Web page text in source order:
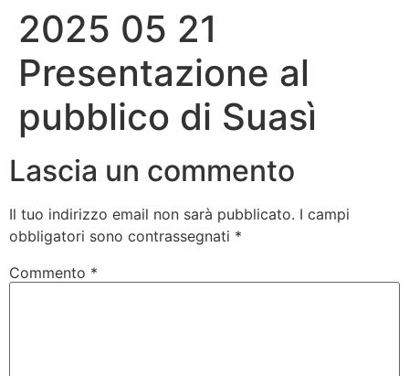
contenuto
2025 05 21
Presentazione al
pubblico di Suasì
Lascia un commento
Il tuo indirizzo email non sarà pubblicato. I campi
obbligatori sono contrassegnati *
Commento *